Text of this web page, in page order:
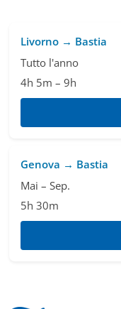
Livorno → Bastia
Tutto l'anno
4h 5m – 9h
Genova → Bastia
Mai – Sep.
5h 30m